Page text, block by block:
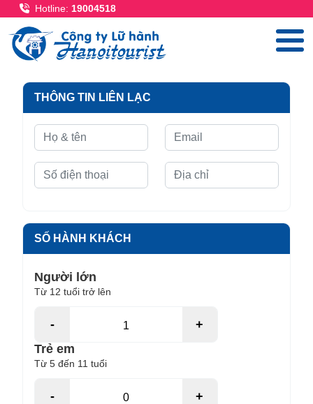
Hotline: 19004518
THÔNG TIN LIÊN LẠC
SỐ HÀNH KHÁCH
Người lớn
Từ 12 tuổi trở lên
-
+
Trẻ em
Từ 5 đến 11 tuổi
-
+